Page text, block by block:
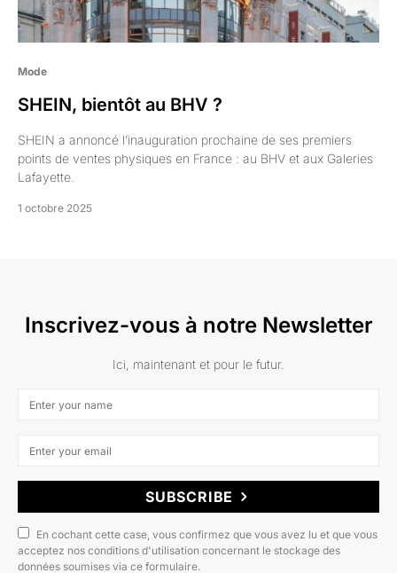
Mode
SHEIN, bientôt au BHV ?
SHEIN a annoncé l’inauguration prochaine de ses premiers
points de ventes physiques en France : au BHV et aux Galeries
Lafayette.
1 octobre 2025
Inscrivez-vous à notre Newsletter
Ici, maintenant et pour le futur.
SUBSCRIBE
En cochant cette case, vous confirmez que vous avez lu et que vous
acceptez nos conditions d'utilisation concernant le stockage des
données soumises via ce formulaire.